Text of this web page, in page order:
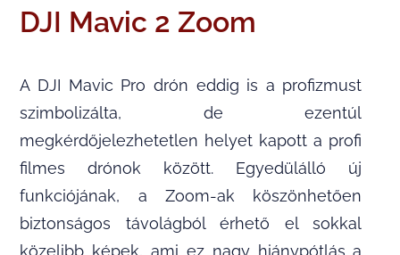
DJI Mavic 2 Zoom
A DJI Mavic Pro drón eddig is a profizmust
szimbolizálta, de ezentúl
megkérdőjelezhetetlen helyet kapott a profi
filmes drónok között. Egyedülálló új
funkciójának, a Zoom-ak köszönhetően
biztonságos távolágból érhető el sokkal
közelibb képek, ami ez nagy hiánypótlás a